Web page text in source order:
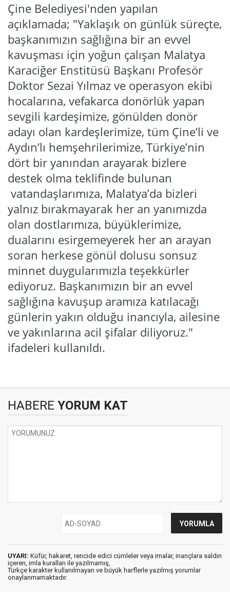
Çine Belediyesi'nden yapılan
açıklamada; "Yaklaşık on günlük süreçte,
başkanımızın sağlığına bir an evvel
kavuşması için yoğun çalışan Malatya
Karaciğer Enstitüsü Başkanı Profesör
Doktor Sezai Yılmaz ve operasyon ekibi
hocalarına, vefakarca donörlük yapan
sevgili kardeşimize, gönülden donör
adayı olan kardeşlerimize, tüm Çine’li ve
Aydın’lı hemşehrilerimize, Türkiye’nin
dört bir yanından arayarak bizlere
destek olma teklifinde bulunan
vatandaşlarımıza, Malatya’da bizleri
yalnız bırakmayarak her an yanımızda
olan dostlarımıza, büyüklerimize,
dualarını esirgemeyerek her an arayan
soran herkese gönül dolusu sonsuz
minnet duygularımızla teşekkürler
ediyoruz. Başkanımızın bir an evvel
sağlığına kavuşup aramıza katılacağı
günlerin yakın olduğu inancıyla, ailesine
ve yakınlarına acil şifalar diliyoruz."
ifadeleri kullanıldı.
HABERE YORUM KAT
UYARI: Küfür, hakaret, rencide edici cümleler veya imalar, inançlara saldırı
içeren, imla kuralları ile yazılmamış,
Türkçe karakter kullanılmayan ve büyük harflerle yazılmış yorumlar
onaylanmamaktadır.